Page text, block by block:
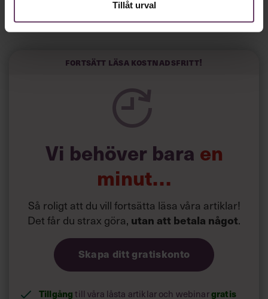
Tillåt urval
Horwitz har nu utvecklat sitt trick till en affärsidé: appen
Sinceerly som konverterar formellt och minutiöst
kortfattat slarviga vd-stilen.
Fortsätt läsa kostnadsfritt!
Vi behöver bara en
minut…
Så roligt att du vill fortsätta läsa våra artiklar!
Det får du strax göra, utan att betala något.
Skapa ditt gratiskonto
Tillgångtill våra låsta artiklar och webinargratis